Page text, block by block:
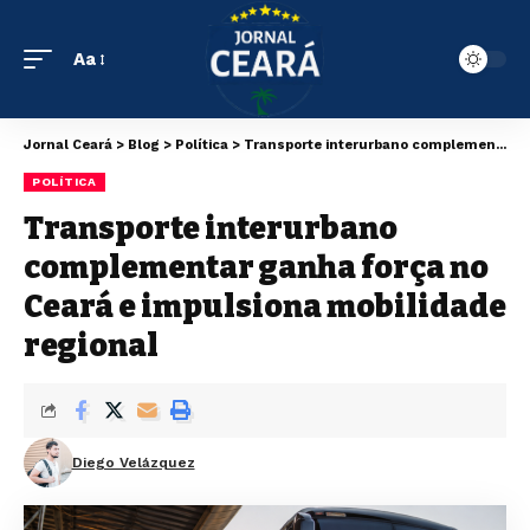
Aa
Jornal Ceará > Blog > Política > Transporte interurbano complementar ganha força no Ceará e impulsiona mobilidade regional
POLÍTICA
Transporte interurbano
complementar ganha força no
Ceará e impulsiona mobilidade
regional
Diego Velázquez